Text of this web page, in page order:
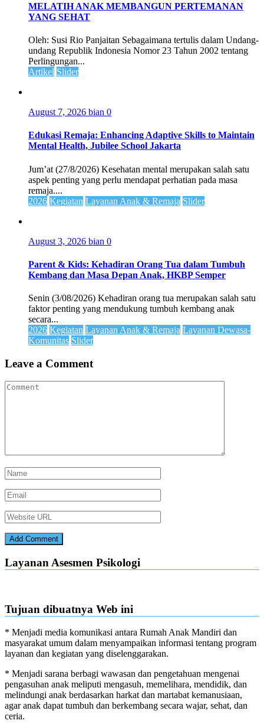
MELATIH ANAK MEMBANGUN PERTEMANAN
YANG SEHAT
Oleh: Susi Rio Panjaitan Sebagaimana tertulis dalam Undang-
undang Republik Indonesia Nomor 23 Tahun 2002 tentang
Perlingungan...
Artikel Slider
August 7, 2026 bian 0
Edukasi Remaja: Enhancing Adaptive Skills to Maintain
Mental Health, Jubilee School Jakarta
Jum’at (27/8/2026) Kesehatan mental merupakan salah satu
aspek penting yang perlu mendapat perhatian pada masa
remaja....
2026 Kegiatan Layanan Anak & Remaja Slider
August 3, 2026 bian 0
Parent & Kids: Kehadiran Orang Tua dalam Tumbuh
Kembang dan Masa Depan Anak, HKBP Semper
Senin (3/08/2026) Kehadiran orang tua merupakan salah satu
faktor penting yang mendukung tumbuh kembang anak
secara...
2026 Kegiatan Layanan Anak & Remaja Layanan Dewasa-
Komunitas Slider
Leave a Comment
Layanan Asesmen Psikologi
Tujuan dibuatnya Web ini
* Menjadi media komunikasi antara Rumah Anak Mandiri dan
masyarakat umum dalam menyampaikan informasi tentang program
layanan dan kegiatan yang diselenggarakan.
* Menjadi sarana berbagi wawasan dan pengetahuan mengenai
pengasuhan anak meliputi mengasuh, memelihara, mendidik, dan
melindungi anak berdasarkan harkat dan martabat kemanusiaan,
agar anak dapat tumbuh dan berkembang secara wajar, sehat, dan
ceria.